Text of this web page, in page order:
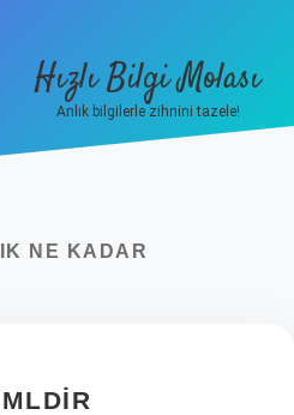
Hızlı Bilgi Molası
Anlık bilgilerle zihnini tazele!
NE KADAR